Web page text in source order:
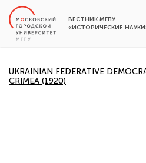
ВЕСТНИК МГПУ
«ИСТОРИЧЕСКИЕ
UKRAINIAN FEDERATIVE
CRIMEA (1920)